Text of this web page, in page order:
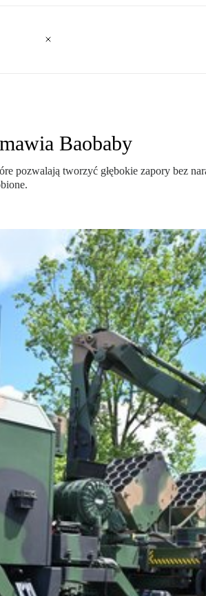
Baobaby
pozwalają tworzyć głębokie zapory bez